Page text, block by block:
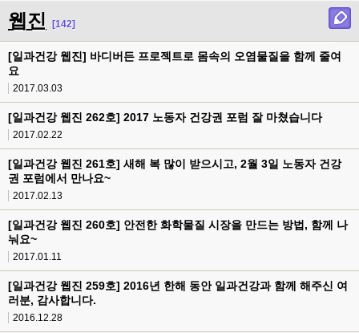
웹진 [142]
[일과건강 웹진] 바디버든 프로젝트로 몸속의 오염물질을 함께 줄여
요
2017.03.03
[일과건강 웹진 262호] 2017 노동자 건강권 포럼 잘 마쳤습니다
2017.02.22
[일과건강 웹진 261호] 새해 복 많이 받으시고, 2월 3일 노동자 건강
권 포럼에서 만나요~
2017.02.13
[일과건강 웹진 260호] 안전한 화학물질 시장을 만드는 방법, 함께 나
눠요~
2017.01.11
[일과건강 웹진 259호] 2016년 한해 동안 일과건강과 함께 해주신 여
러분, 감사합니다.
2016.12.28